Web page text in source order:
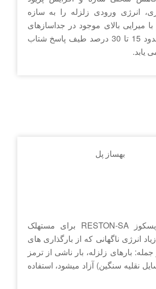
انرژی ورودی زلزله را به سازه
میرایی بالای موجود در جداسازهای
لرزه ای در حدود 15 تا 30 درصد طیف پاسخ شتاب
یابد.
میراگرهای ویسکوز RESTON-SA برای مستهلک
انرژی ناگهانی که از بارگذاری ­های
جمله: بارهای زلزله، بار ناشی از ترمز
نقلیه سنگین) آزاد می­شود، استفاده